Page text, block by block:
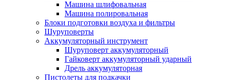
Машина шлифовальная
Машина полировальная
Блоки подготовки воздуха и фильтры
Шуруповерты
Аккумуляторный инструмент
Шуруповерт аккумуляторный
Гайковерт аккумуляторный ударный
Дрель аккумуляторная
Пистолеты для подкачки